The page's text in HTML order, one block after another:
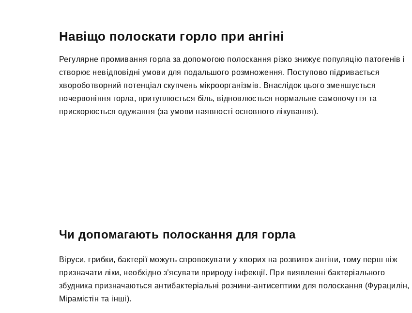
Навіщо полоскати горло при ангіні
Регулярне промивання горла за допомогою полоскання різко знижує популяцію патогенів і
створює невідповідні умови для подальшого розмноження. Поступово підривається
хвороботворний потенціал скупчень мікроорганізмів. Внаслідок цього зменшується
почервоніння горла, притуплюється біль, відновлюється нормальне самопочуття та
прискорюється одужання (за умови наявності основного лікування).
Чи допомагають полоскання для горла
Віруси, грибки, бактерії можуть спровокувати у хворих на розвиток ангіни, тому перш ніж
призначати ліки, необхідно з’ясувати природу інфекції. При виявленні бактеріального
збудника призначаються антибактеріальні розчини-антисептики для полоскання (Фурацилін,
Мірамістін та інші).